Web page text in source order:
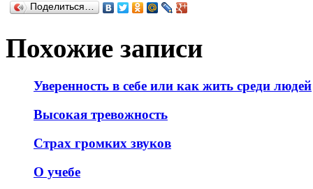
Поделиться…
Похожие записи
Уверенность в себе или как жить среди людей
Высокая тревожность
Страх громких звуков
О учебе